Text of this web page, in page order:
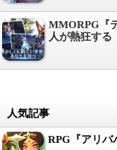
MMORPG『
人が熱狂す
人気記事
RPG『アリバ